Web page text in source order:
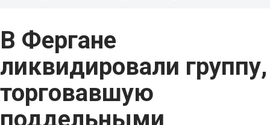
В Фергане
ликвидировали группу,
торговавшую
поддельными